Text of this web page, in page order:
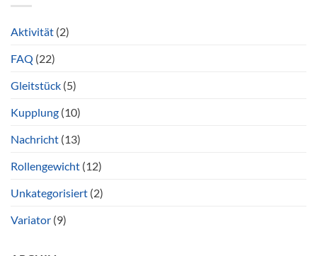
Aktivität (2)
FAQ (22)
Gleitstück (5)
Kupplung (10)
Nachricht (13)
Rollengewicht (12)
Unkategorisiert (2)
Variator (9)